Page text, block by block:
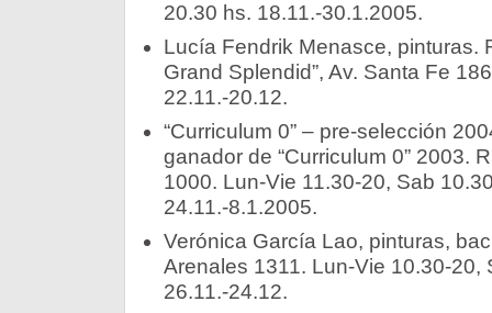
20.30 hs. 18.11.-30.1.2005.
Lucía Fendrik Menasce, pinturas.
Grand Splendid”, Av. Santa Fe
22.11.-20.12.
“Curriculum 0” – pre-selección
ganador de “Curriculum 0” 2003.
1000. Lun-Vie 11.30-20, Sab
24.11.-8.1.2005.
Verónica García Lao, pinturas,
Arenales 1311. Lun-Vie 10.30-20,
26.11.-24.12.